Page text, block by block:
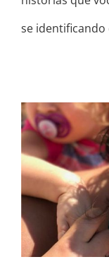
se identificando